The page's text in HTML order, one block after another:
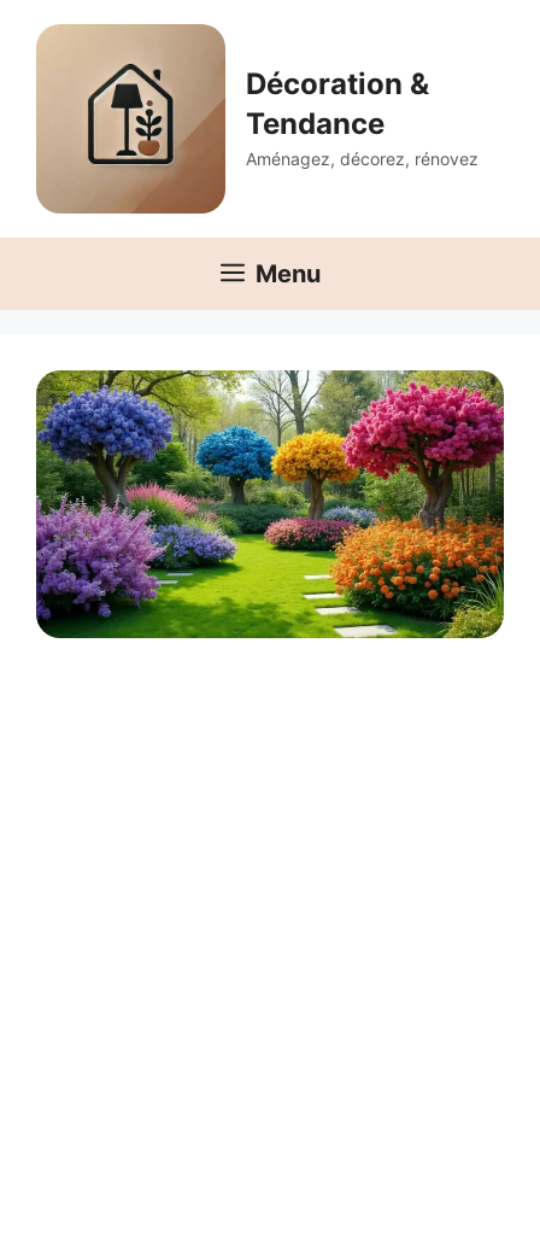
Décoration &
Tendance
Aménagez, décorez, rénovez
Menu